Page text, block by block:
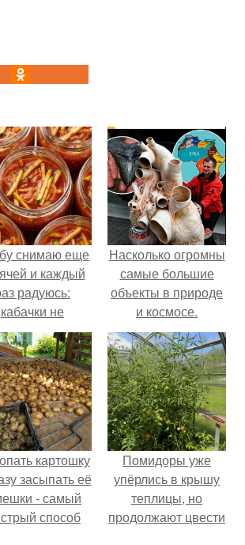
снимаю еще
и каждый
радуюсь:
кабачки не
а
получается
густым и
Насколько огромны
самые большие
объекты в природе
и космосе.
картошку
засыпать её
- самый
способ
Помидоры уже
упёрлись в крышу
теплицы, но
продолжают цвести